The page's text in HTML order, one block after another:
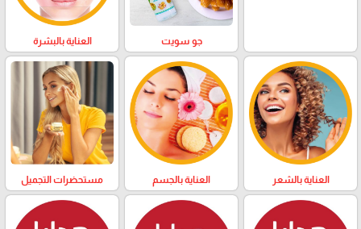
جو سويت العناية بالبشرة
العناية بالشعر العناية بالجسم مستحضرات التجميل